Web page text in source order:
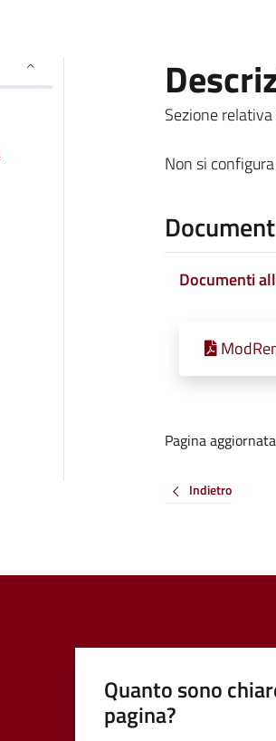
Sezione
Non si
Documenti
Pagina
Indietro
Quanto sono
pagina?